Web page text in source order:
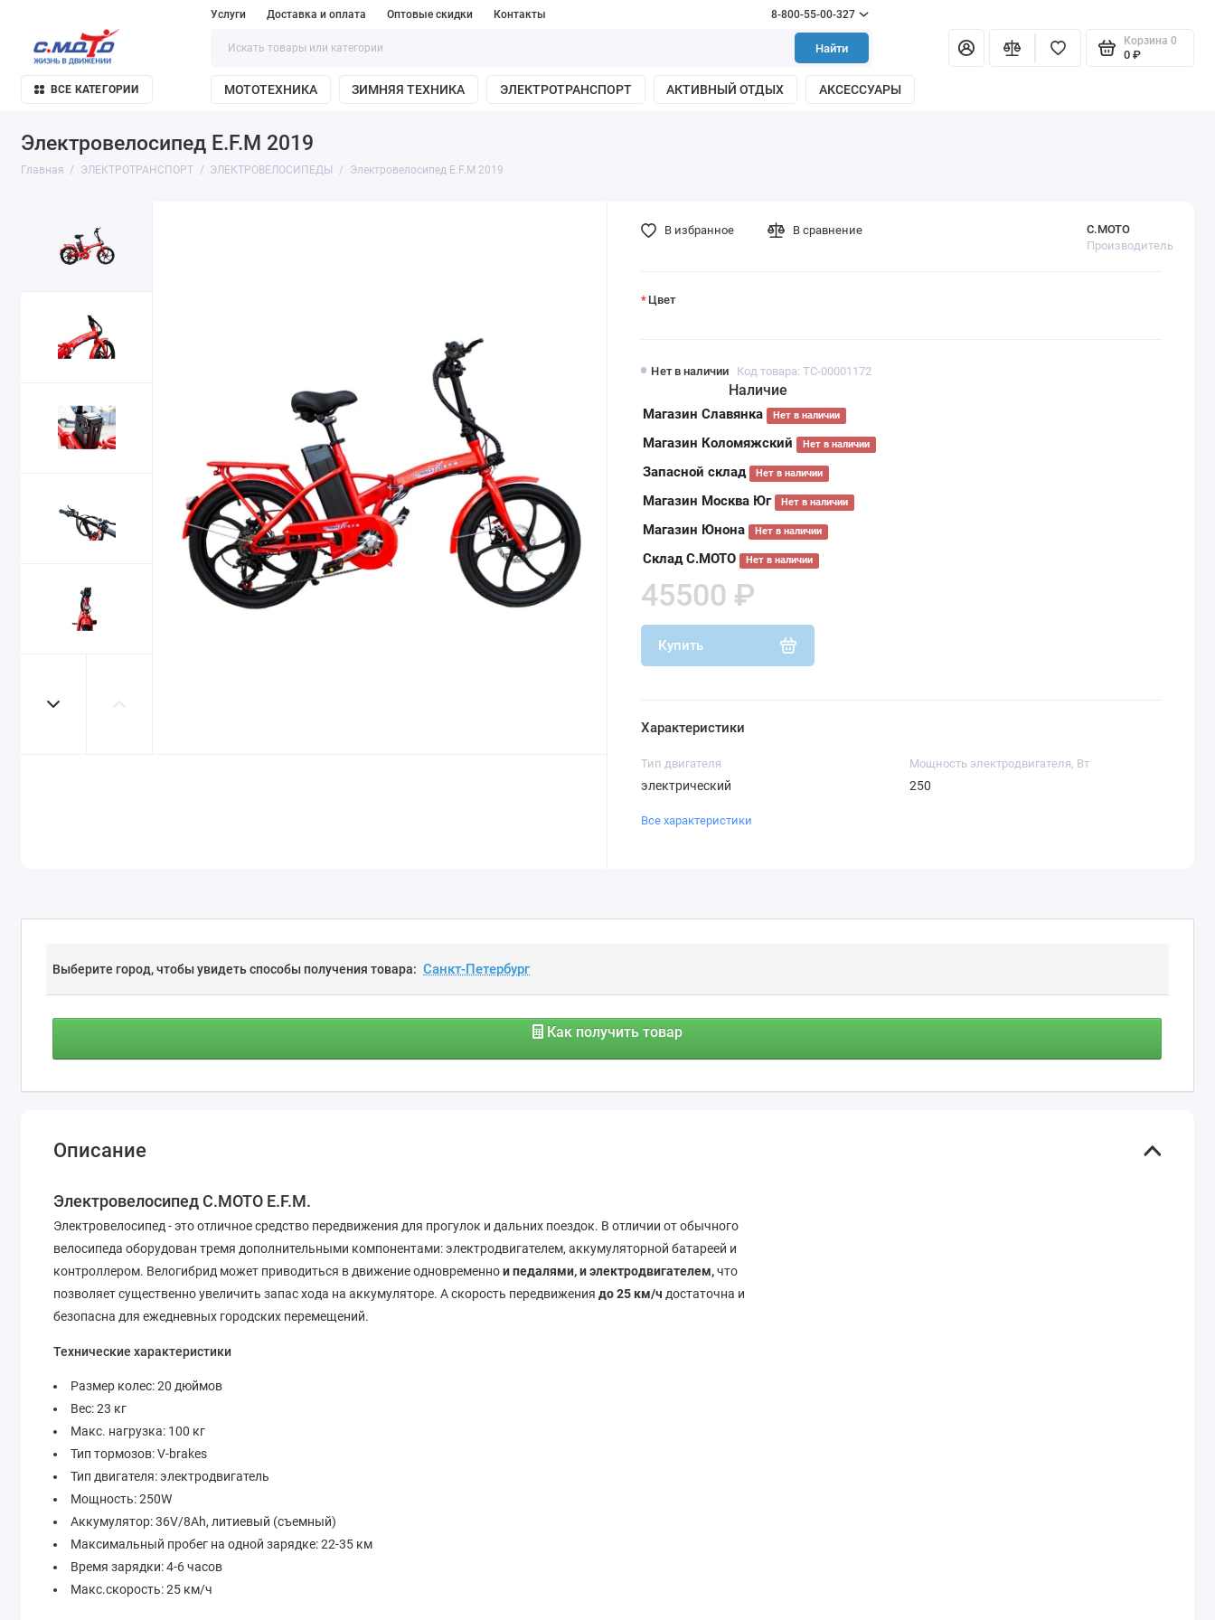
Услуги Доставка и оплата Оптовые скидки Контакты 8-800-55-00-327
Найти
Корзина 0
0 ₽
ВСЕ КАТЕГОРИИ МОТОТЕХНИКА ЗИМНЯЯ ТЕХНИКА ЭЛЕКТРОТРАНСПОРТ АКТИВНЫЙ ОТДЫХ АКСЕССУАРЫ
Электровелосипед E.F.M 2019
Главная ЭЛЕКТРОТРАНСПОРТ ЭЛЕКТРОВЕЛОСИПЕДЫ Электровелосипед E.F.M 2019
Нет в наличии Код товара: ТС-00001172
С.МОТО
Производитель
Наличие
Магазин Славянка Нет в наличии
Магазин Коломяжский Нет в наличии
Запасной склад Нет в наличии
Магазин Москва Юг Нет в наличии
Магазин Юнона Нет в наличии
Склад С.МОТО Нет в наличии
45500 ₽
Купить
В избранное В сравнение
Цвет
Характеристики
Тип двигателя
электрический
Мощность электродвигателя, Вт
250
Все характеристики
Выберите город, чтобы увидеть способы получения товара:
Как получить товар
Описание
Электровелосипед С.МОТО E.F.M.
Электровелосипед - это отличное средство передвижения для прогулок и дальних поездок. В отличии от обычного
велосипеда оборудован тремя дополнительными компонентами: электродвигателем, аккумуляторной батареей и
контроллером. Велогибрид может приводиться в движение одновременнои педалями, и электродвигателем,что
позволяет существенно увеличить запас хода на аккумуляторе. А скорость передвижениядо 25 км/ч достаточна и
безопасна для ежедневных городских перемещений.
Технические характеристики
Размер колес: 20 дюймов
Вес: 23 кг
Макс. нагрузка: 100 кг
Тип тормозов: V-brakes
Тип двигателя: электродвигатель
Мощность: 250W
Аккумулятор: 36V/8Ah, литиевый (съемный)
Максимальный пробег на одной зарядке: 22-35 км
Время зарядки: 4-6 часов
Макс.скорость: 25 км/ч